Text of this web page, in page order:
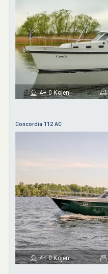
4+ 0 Kojen
Concordia 112 AC
4+ 0 Kojen